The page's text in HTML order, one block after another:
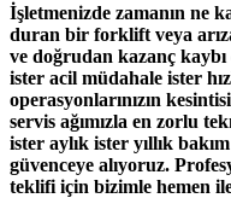
İşletmenizde zamanın ne
duran bir forklift veya
ve doğrudan kazanç
ister acil müdahale ister
operasyonlarınızın
servis ağımızla en zorlu
ister aylık ister yıllık
güvenceye alıyoruz.
teklifi için bizimle hemen